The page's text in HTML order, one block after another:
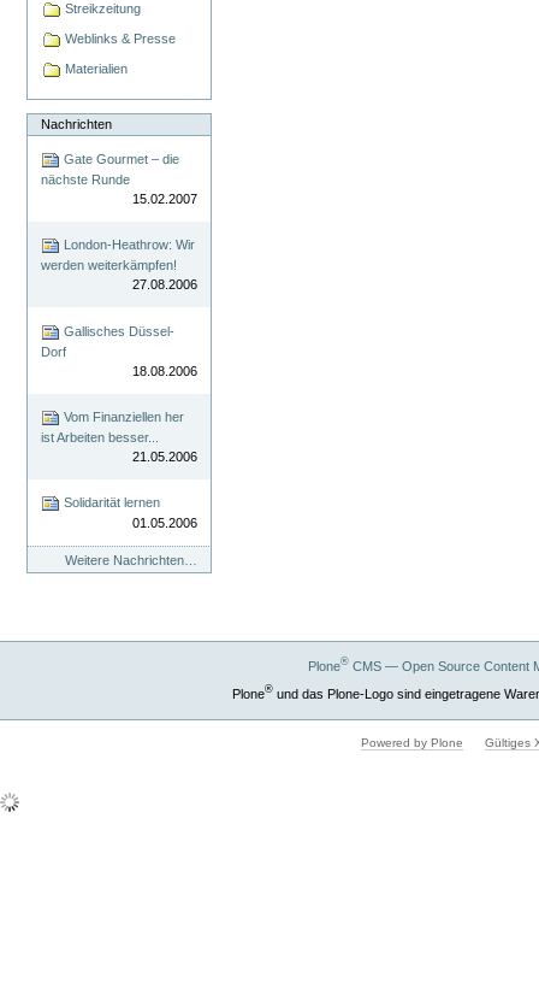
Streikzeitung
Weblinks & Presse
Materialien
Nachrichten
Gate Gourmet – die
nächste Runde
15.02.2007
London-Heathrow: Wir
werden weiterkämpfen!
27.08.2006
Gallisches Düssel-
Dorf
18.08.2006
Vom Finanziellen her
ist Arbeiten besser...
21.05.2006
Solidarität lernen
01.05.2006
Weitere Nachrichten…
Plone®CMS — Open Source Content
Plone®und das Plone-Logo sind eingetragene
Powered by Plone Gültiges